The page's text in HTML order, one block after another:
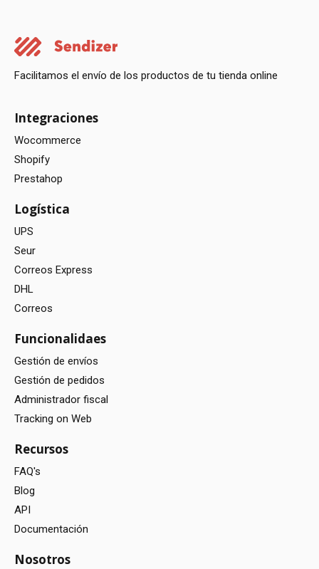
Facilitamos el envío de los productos de tu tienda online
Integraciones
Wocommerce
Shopify
Prestahop
Logística
UPS
Seur
Correos Express
DHL
Correos
Funcionalidaes
Gestión de envíos
Gestión de pedidos
Administrador fiscal
Tracking on Web
Recursos
FAQ's
Blog
API
Documentación
Nosotros